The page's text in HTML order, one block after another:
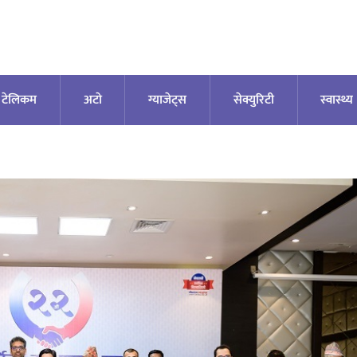
टेलिकम अटाे ग्याजेट्स सेक्युरिटी स्वास्थ्य